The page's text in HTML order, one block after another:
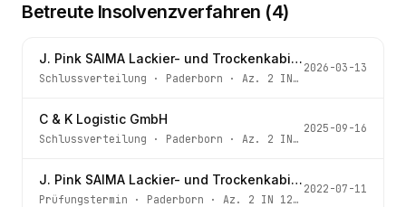
Betreute Insolvenzverfahren (4)
J. Pink SAIMA Lackier- und Trockenkabinen GmbH
Schlussverteilung · Paderborn · Az. 2 IN 123/22
2026-03-13
C & K Logistic GmbH
Schlussverteilung · Paderborn · Az. 2 IN 9/24
2025-09-16
J. Pink SAIMA Lackier- und Trockenkabinen GmbH
Prüfungstermin · Paderborn · Az. 2 IN 123/22
2022-07-11